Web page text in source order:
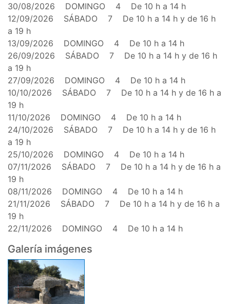
30/08/2026 DOMINGO 4 De 10 h a 14 h
12/09/2026 SÁBADO 7 De 10 h a 14 h y de 16 h
a 19 h
13/09/2026 DOMINGO 4 De 10 h a 14 h
26/09/2026 SÁBADO 7 De 10 h a 14 h y de 16 h
a 19 h
27/09/2026 DOMINGO 4 De 10 h a 14 h
10/10/2026 SÁBADO 7 De 10 h a 14 h y de 16 h a
19 h
11/10/2026 DOMINGO 4 De 10 h a 14 h
24/10/2026 SÁBADO 7 De 10 h a 14 h y de 16 h
a 19 h
25/10/2026 DOMINGO 4 De 10 h a 14 h
07/11/2026 SÁBADO 7 De 10 h a 14 h y de 16 h a
19 h
08/11/2026 DOMINGO 4 De 10 h a 14 h
21/11/2026 SÁBADO 7 De 10 h a 14 h y de 16 h a
19 h
22/11/2026 DOMINGO 4 De 10 h a 14 h
Galería imágenes